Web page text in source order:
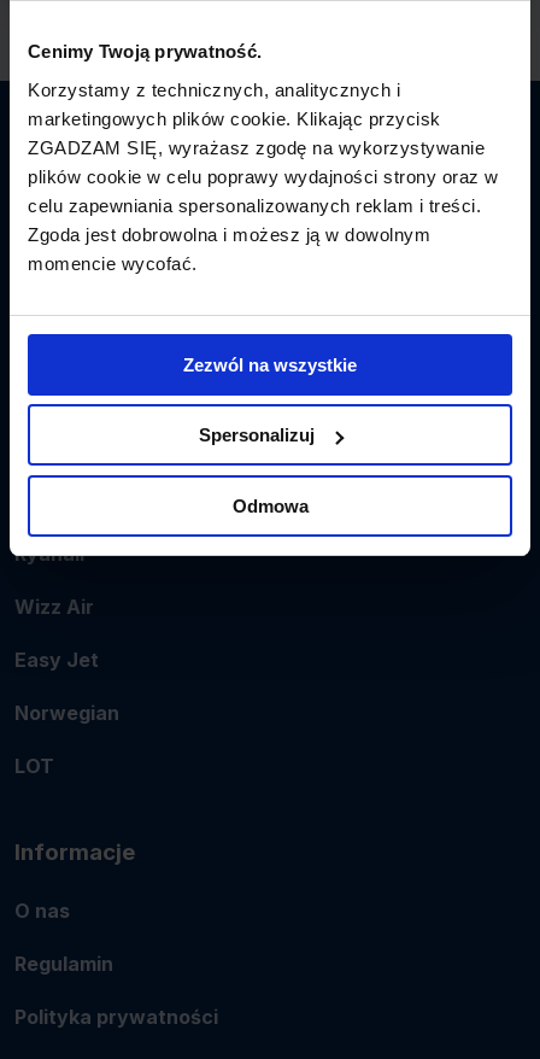
Cenimy Twoją prywatność.
Korzystamy z technicznych, analitycznych i
marketingowych plików cookie. Klikając przycisk
ZGADZAM SIĘ, wyrażasz zgodę na wykorzystywanie
plików cookie w celu poprawy wydajności strony oraz w
celu zapewniania spersonalizowanych reklam i treści.
Zgoda jest dobrowolna i możesz ją w dowolnym
momencie wycofać.
Zezwól na wszystkie
Spersonalizuj
Odmowa
Latamy.pl
Bilety lotnicze
Promocje
Tanie Loty
Ryanair
Wizz Air
Easy Jet
Norwegian
LOT
Informacje
O nas
Regulamin
Polityka prywatności